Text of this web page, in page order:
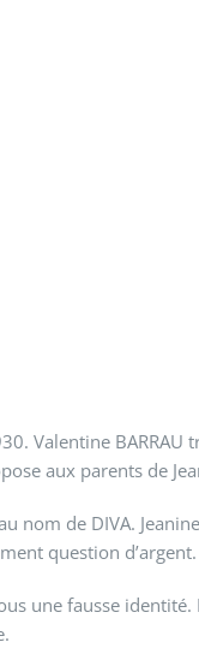
Valentine
aux parents de
de DIVA.
question d’argent.
une fausse